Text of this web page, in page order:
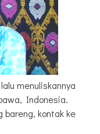
menuliskannya
Indonesia.
bareng, kontak ke